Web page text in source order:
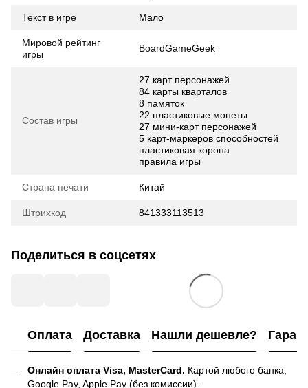
Текст в игре Мало
Мировой рейтинг
игры
BoardGameGeek
Состав игры
27 карт персонажей
84 карты кварталов
8 памяток
22 пластиковые монеты
27 мини-карт персонажей
5 карт-маркеров способностей
пластиковая корона
правила игры
Страна печати Китай
Штрихкод 841333113513
Поделиться в соцсетях
Оплата Доставка Нашли дешевле?
Онлайн оплата Visa, MasterCard. Картой любого банка,
Google Pay, Apple Pay (без комиссии).